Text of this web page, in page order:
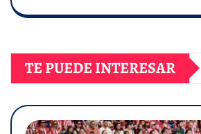
TE PUEDE INTERESAR